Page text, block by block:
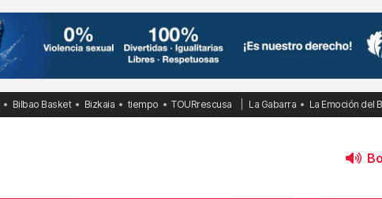
Bilbao Basket Bizkaia tiempo TOURrescusa La Gabarra La Emoción del